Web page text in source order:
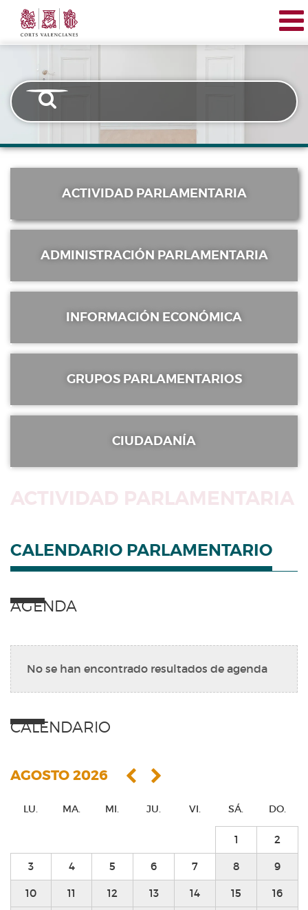
Pasar
contenido
principal
Corts
Valencianes
ACTIVIDAD PARLAMENTARIA
ADMINISTRACIÓN PARLAMENTARIA
INFORMACIÓN ECONÓMICA
GRUPOS PARLAMENTARIOS
CIUDADANÍA
ACTIVIDAD PARLAMENTARIA
CALENDARIO PARLAMENTARIO
AGENDA
No se han encontrado resultados de agenda
CALENDARIO
AGOSTO 2026
LU. MA. MI. JU. VI. SÁ. DO.
1 2
3 4 5 6 7 8 9
10 11 12 13 14 15 16